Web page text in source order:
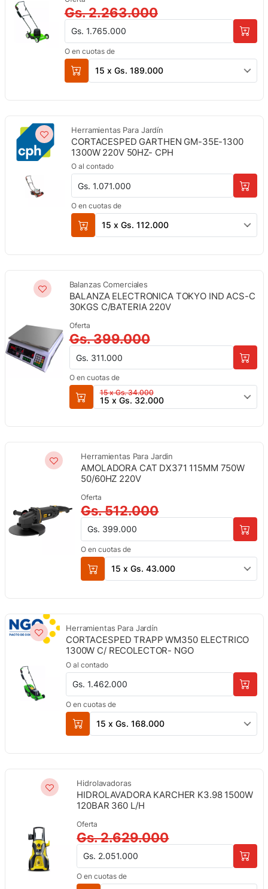
Gs. 2.263.000
Gs. 1.765.000
O en cuotas de
15 x Gs. 189.000
Herramientas Para Jardín
CORTACESPED GARTHEN GM-35E-1300
1300W 220V 50HZ- CPH
O al contado
Gs. 1.071.000
O en cuotas de
15 x Gs. 112.000
Balanzas Comerciales
BALANZA ELECTRONICA TOKYO IND ACS-C
30KGS C/BATERIA 220V
Oferta
Gs. 399.000
Gs. 311.000
O en cuotas de
15 x Gs. 34.000
15 x Gs. 32.000
Herramientas Para Jardin
AMOLADORA CAT DX371 115MM 750W
50/60HZ 220V
Oferta
Gs. 512.000
Gs. 399.000
O en cuotas de
15 x Gs. 43.000
Herramientas Para Jardín
CORTACESPED TRAPP WM350 ELECTRICO
1300W C/ RECOLECTOR- NGO
O al contado
Gs. 1.462.000
O en cuotas de
15 x Gs. 168.000
Hidrolavadoras
HIDROLAVADORA KARCHER K3.98 1500W
120BAR 360 L/H
Oferta
Gs. 2.629.000
Gs. 2.051.000
O en cuotas de